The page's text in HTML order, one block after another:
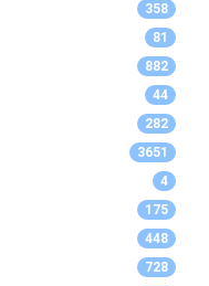
358
81
882
44
282
3651
4
175
448
728